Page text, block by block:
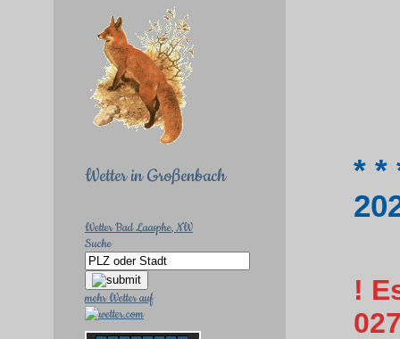
Wetter in Großenbach
Wetter Bad Laasphe, NW
Suche
mehr Wetter auf
* *
!